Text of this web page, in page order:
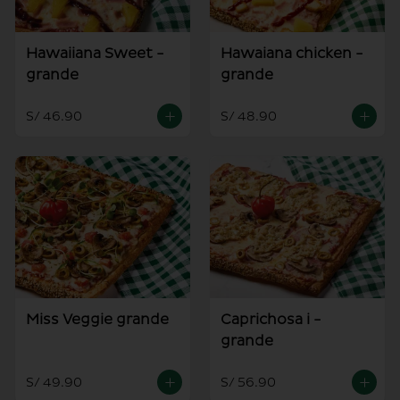
Hawaiiana Sweet -
grande
S/ 46.90
Hawaiana chicken -
grande
S/ 48.90
Miss Veggie grande
S/ 49.90
Caprichosa i -
grande
S/ 56.90